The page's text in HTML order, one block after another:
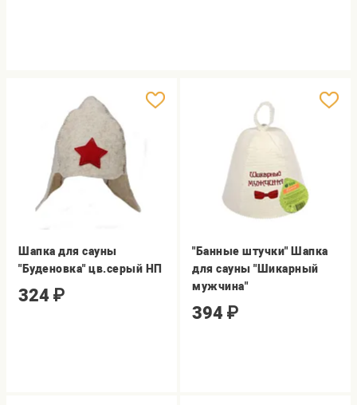
Шапка для сауны
"Буденовка" цв.серый НП
324 ₽
"Банные штучки" Шапка
для сауны "Шикарный
мужчина"
394 ₽